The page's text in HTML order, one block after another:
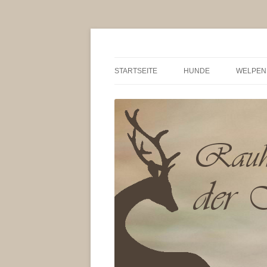
STARTSEITE HUNDE
BARSAGLINA VON DER
ISAS VON BRETANO
WELPEN
VOR
TIPPS